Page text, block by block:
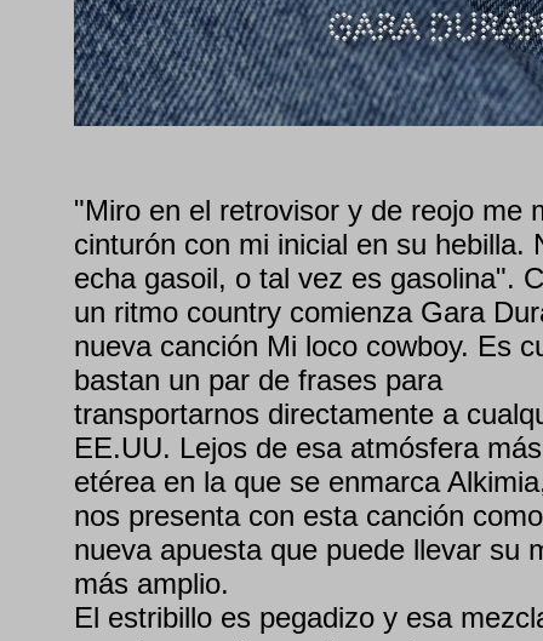
"Miro en el retrovisor y de reojo me
cinturón con mi inicial en su hebilla.
echa gasoil, o tal vez es gasolina".
un ritmo country comienza Gara
nueva canción Mi loco cowboy. Es
bastan un par de frases para
transportarnos directamente a
EE.UU. Lejos de esa atmósfera más
etérea en la que se enmarca
nos presenta con esta canción
nueva apuesta que puede llevar su
más amplio.
El estribillo es pegadizo y esa